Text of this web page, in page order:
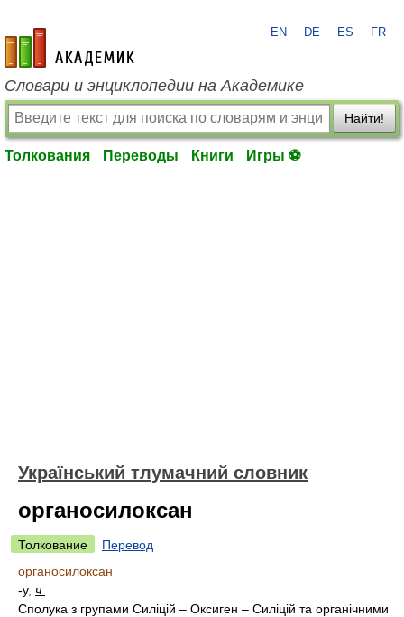
academic.ru
EN DE ES FR
Словари и энциклопедии на Академике
Найти!
Толкования Переводы Книги Игры ⚽
Український тлумачний словник
органосилоксан
Толкование
Перевод
органосилоксан
-у, ч.
Сполука з групами Силіцій – Оксиген – Силіцій та органічними